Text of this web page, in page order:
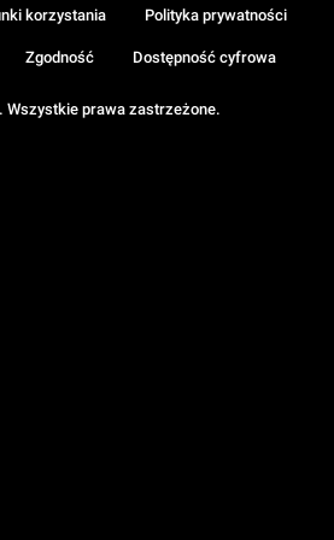
Wszystkie prawa zastrzeżone.
korzystania Polityka prywatności
Zgodność Dostępność cyfrowa